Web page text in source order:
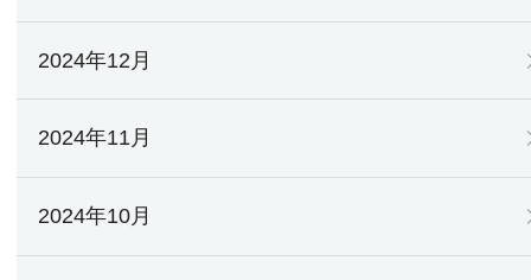
2024年12月
2024年11月
2024年10月